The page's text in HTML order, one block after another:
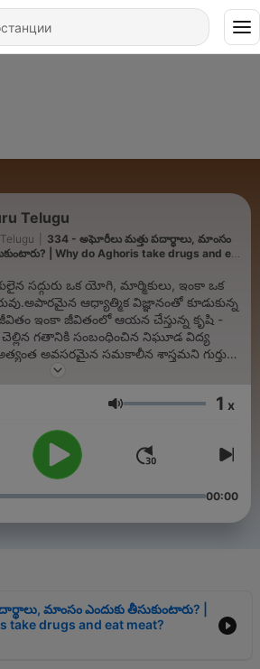
Telugu
334 - అఘోరీలు మత్తు పదార్థాలు, మాంసం
| Why do Aghoris take drugs and eat
సద్గురు ఒక యోగి, మార్మికులు, ఇంకా ఒక
ఆధ్యాత్మిక విజ్ఞానంతో కూడుకున్న
ఇంకా జీవితంలో ఆయన చేస్తున్న కృషి -
చెల్లిన గతానికి సంబంధించిన నిఘూడ విద్య
అవసరమైన సమకాలీన శాస్త్రమని గుర్తు
Сила на звука
1 x
00:00
మాంసం ఎందుకు తీసుకుంటారు? |
take drugs and eat meat?